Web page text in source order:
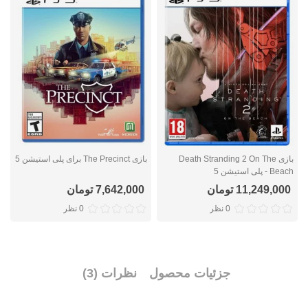
بازی Death Stranding 2 On The
Beach - پلی استیشن 5
11,249,000 تومان
0 نظر
بازی The Precinct برای پلی استیشن 5
7,642,000 تومان
0 نظر
جزئیات محصول نظرات (3)